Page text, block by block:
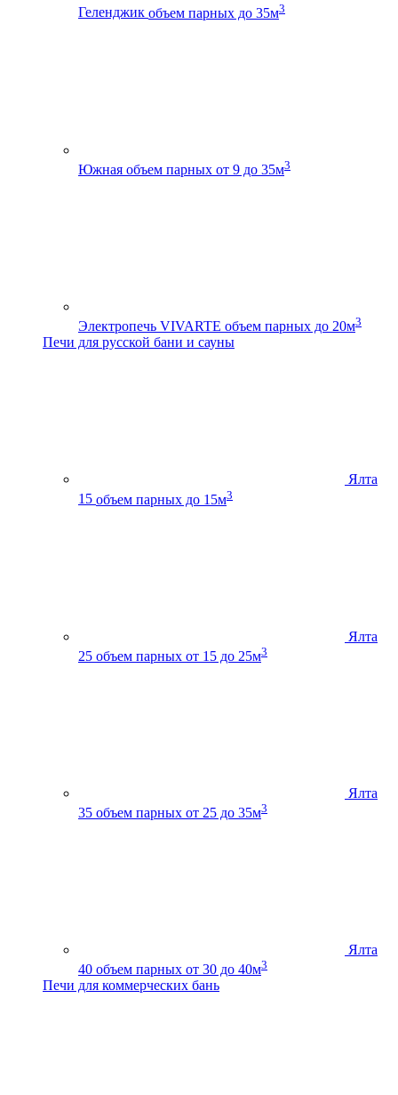
Геленджик объем парных до 35м3
Южная объем парных от 9 до 35м3
Электропечь VIVARTE объем парных до 20м3
Печи для русской бани и сауны
Ялта
15 объем парных до 15м3
Ялта
25 объем парных от 15 до 25м3
Ялта
35 объем парных от 25 до 35м3
Ялта
40 объем парных от 30 до 40м3
Печи для коммерческих бань